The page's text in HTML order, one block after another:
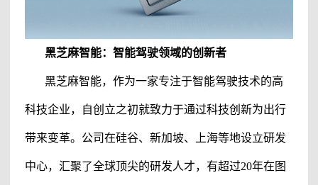
黑芝麻智能： 智能驾驶领域的创新者
黑芝麻智能，作为一家专注于智能驾驶技术的高
科技企业，自创立之初就致力于通过科技创新为出行
带来变革。公司在硅谷、新加坡、上海等地设立研发
中心，汇聚了全球顶尖的研发人才，有超过20年在图